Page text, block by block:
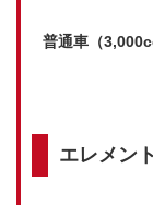
普通車（
エレメン